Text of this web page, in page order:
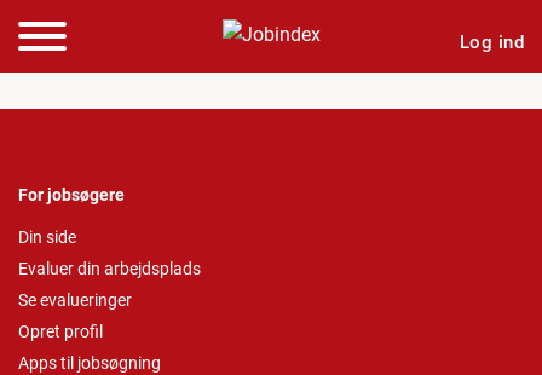
Log ind
For jobsøgere
Din side
Evaluer din arbejdsplads
Se evalueringer
Opret profil
Apps til jobsøgning